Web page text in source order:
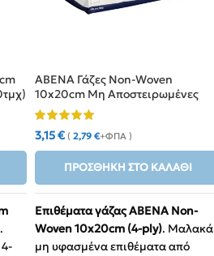
ABENA Γάζες Non-Woven
10x20cm Μη Αποστειρωμένες
4ply (100τμχ)
3,15€ ( 2,79 €+ΦΠΑ )
ΠΡΟΣΘΉΚΗ ΣΤΟ ΚΑΛΆΘΙ
Επιθέματα γάζας ABENA Non-
Woven 10x20cm (4-ply). Μαλακά
μη υφασμένα επιθέματα από